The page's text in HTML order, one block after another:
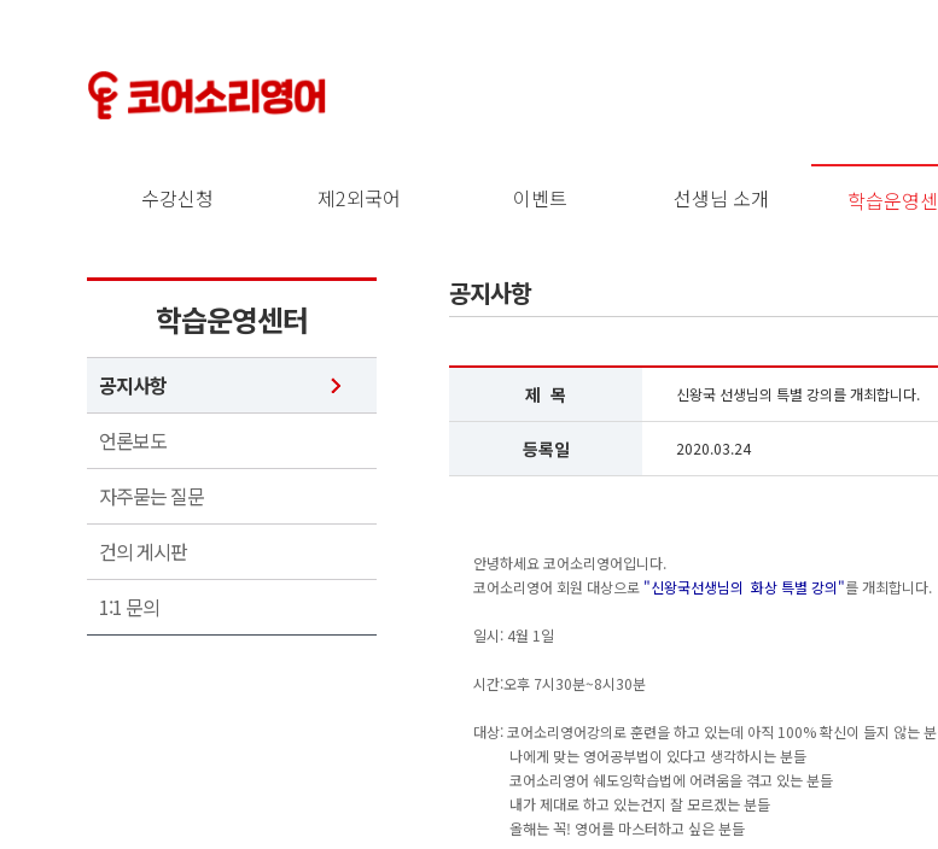
수강신청 제2외국어 이벤트 선생님 소개 학습운영
학습운영센터
공지사항
언론보도
자주묻는 질문
건의 게시판
1:1 문의
공지사항
제 목 신왕국 선생님의 특별 강의를 개최합니다.
등록일 2020.03.24
안녕하세요 코어소리영어입니다.
코어소리영어 회원 대상으로 "신왕국선생님의 화상 특별 강의"를 개최합니다.
일시: 4월 1일
시간:오후 7시30분~8시30분
대상: 코어소리영어강의로 훈련을 하고 있는데 아직 100% 확신이 들지 않는
나에게 맞는 영어공부법이 있다고 생각하시는 분들
코어소리영어 쉐도잉학습법에 어려움을 겪고 있는 분들
내가 제대로 하고 있는건지 잘 모르겠는 분들
올해는 꼭! 영어를 마스터하고 싶은 분들